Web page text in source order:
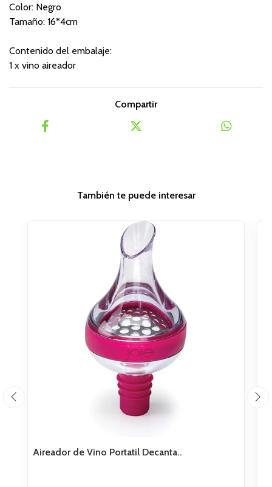
Color: Negro
Tamaño: 16*4cm
Contenido del embalaje:
1 x vino aireador
Compartir
También te puede interesar
Aireador de Vino Portatil Decanta..